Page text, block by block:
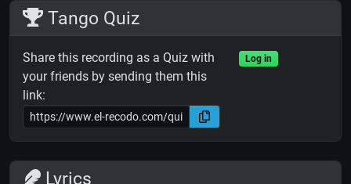
Tango Quiz
Share this recording as a Quiz with
your friends by sending them this
link:
Log in
Lyrics